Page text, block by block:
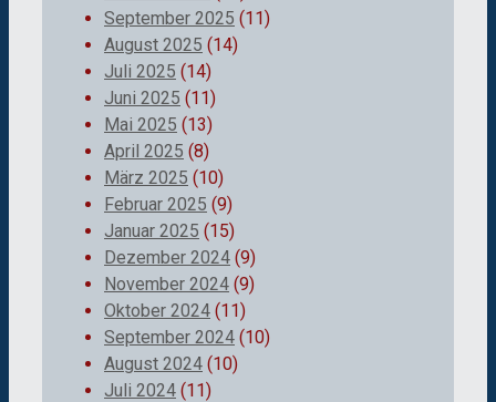
September 2025 (11)
August 2025 (14)
Juli 2025 (14)
Juni 2025 (11)
Mai 2025 (13)
April 2025 (8)
März 2025 (10)
Februar 2025 (9)
Januar 2025 (15)
Dezember 2024 (9)
November 2024 (9)
Oktober 2024 (11)
September 2024 (10)
August 2024 (10)
Juli 2024 (11)